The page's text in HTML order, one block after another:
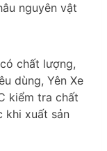
nguyên vật
chất lượng,
dùng, Yên Xe
kiểm tra chất
khi xuất sản